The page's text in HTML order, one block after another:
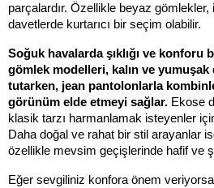
parçalardır. Özellikle beyaz gömlekler,
davetlerde kurtarıcı bir seçim olabilir.
Soğuk havalarda şıklığı ve konforu
gömlek modelleri, kalın ve yumuşak
tutarken, jean pantolonlarla
görünüm elde etmeyi sağlar. Ekose
klasik tarzı harmanlamak isteyenler
Daha doğal ve rahat bir stil arayanlar
özellikle mevsim geçişlerinde hafif ve
Eğer sevgiliniz konfora önem